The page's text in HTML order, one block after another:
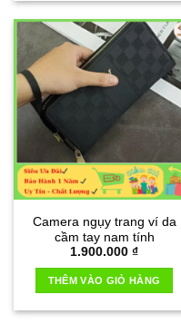
Camera ngụy trang ví da
cầm tay nam tính
1.900.000 ₫
THÊM VÀO GIỎ HÀNG